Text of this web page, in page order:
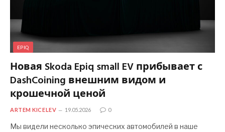
EPIQ
Новая Skoda Epiq small EV прибывает с
DashCoining внешним видом и
крошечной ценой
ARTEM KICELEV 19.05.2026 0
Мы видели несколько эпических автомобилей в наше